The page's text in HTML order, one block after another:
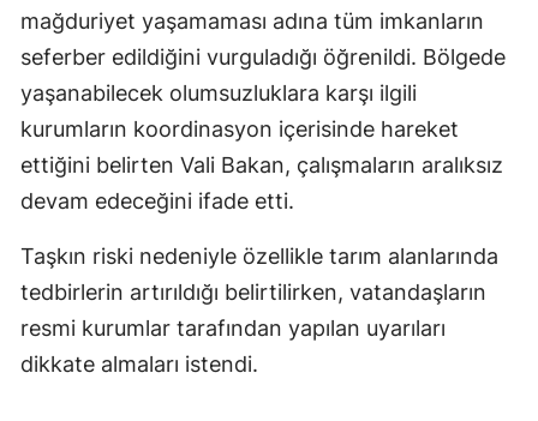
mağduriyet yaşamaması adına tüm imkanların
seferber edildiğini vurguladığı öğrenildi. Bölgede
yaşanabilecek olumsuzluklara karşı ilgili
kurumların koordinasyon içerisinde hareket
ettiğini belirten Vali Bakan, çalışmaların aralıksız
devam edeceğini ifade etti.
Taşkın riski nedeniyle özellikle tarım alanlarında
tedbirlerin artırıldığı belirtilirken, vatandaşların
resmi kurumlar tarafından yapılan uyarıları
dikkate almaları istendi.